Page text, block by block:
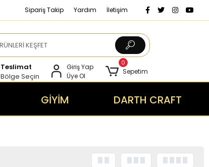
Sipariş Takip Yardım İletişim
Teslimat
Bölge Seçin
Giriş Yap
Üye Ol
0
Sepetim
GİYİM DARTH CRAFT